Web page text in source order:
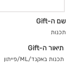
שם ה-Gift
תכנות
תיאור ה-Gift
תכנות באקנד/ML/פייתון